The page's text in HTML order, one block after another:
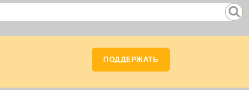
ПОДДЕРЖАТЬ